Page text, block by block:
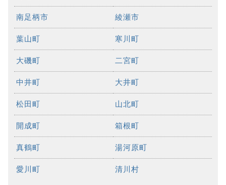
南足柄市 綾瀬市
葉山町 寒川町
大磯町 二宮町
中井町 大井町
松田町 山北町
開成町 箱根町
真鶴町 湯河原町
愛川町 清川村